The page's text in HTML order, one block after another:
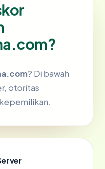
? Di bawah
otoritas